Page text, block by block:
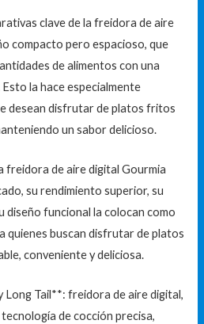
clave de la freidora de aire
compacto pero espacioso, que
de alimentos con una
la hace especialmente
desean disfrutar de platos fritos
un sabor delicioso.
freidora de aire digital Gourmia
su rendimiento superior, su
diseño funcional la colocan como
quienes buscan disfrutar de platos
conveniente y deliciosa.
Long Tail**: freidora de aire digital,
de cocción precisa,